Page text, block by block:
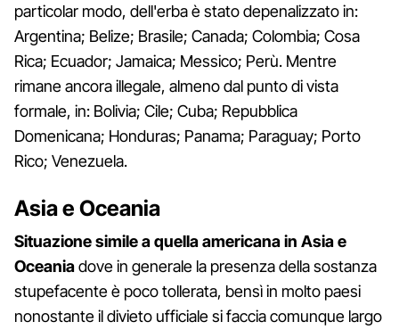
particolar modo, dell'erba è stato depenalizzato in:
Argentina; Belize; Brasile; Canada; Colombia; Cosa
Rica; Ecuador; Jamaica; Messico; Perù. Mentre
rimane ancora illegale, almeno dal punto di vista
formale, in: Bolivia; Cile; Cuba; Repubblica
Domenicana; Honduras; Panama; Paraguay; Porto
Rico; Venezuela.
Asia e Oceania
Situazione simile a quella americana in Asia e
Oceaniadove in generale la presenza della sostanza
stupefacente è poco tollerata, bensì in molto paesi
nonostante il divieto ufficiale si faccia comunque largo